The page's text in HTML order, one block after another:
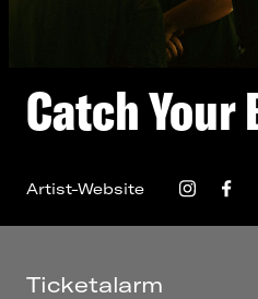
Catch Your
Artist-Website
Ticketalarm